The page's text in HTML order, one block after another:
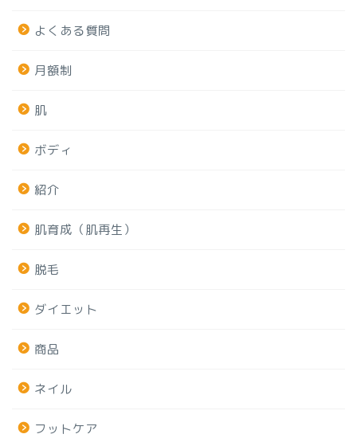
よくある質問
月額制
肌
ボディ
紹介
肌育成（肌再生）
脱毛
ダイエット
商品
ネイル
フットケア